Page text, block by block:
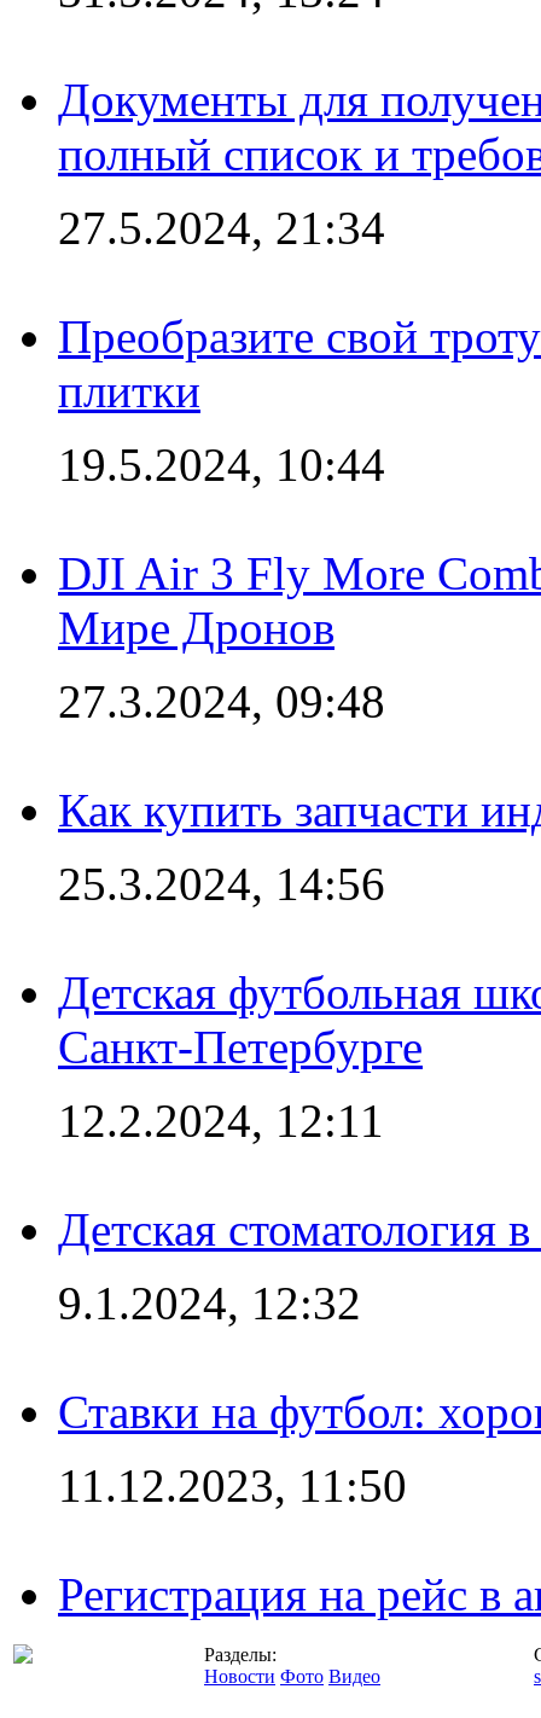
Документы для
полный список и
27.5.2024, 21:34
Преобразите свой
плитки
19.5.2024, 10:44
DJI Air 3 Fly More
Мире Дронов
27.3.2024, 09:48
Как купить запчасти
25.3.2024, 14:56
Детская футбольная
Санкт-Петербурге
12.2.2024, 12:11
Детская стоматология
9.1.2024, 12:32
Ставки на футбол:
11.12.2023, 11:50
Регистрация на рейс в
Разделы:
Новости Фото Видео